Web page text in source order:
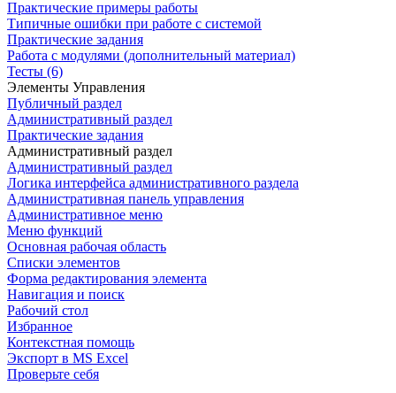
Практические примеры работы
Типичные ошибки при работе с системой
Практические задания
Работа с модулями (дополнительный материал)
Тесты (6)
Элементы Управления
Публичный раздел
Административный раздел
Практические задания
Административный раздел
Административный раздел
Логика интерфейса административного раздела
Административная панель управления
Административное меню
Меню функций
Основная рабочая область
Списки элементов
Форма редактирования элемента
Навигация и поиск
Рабочий стол
Избранное
Контекстная помощь
Экспорт в MS Excel
Проверьте себя